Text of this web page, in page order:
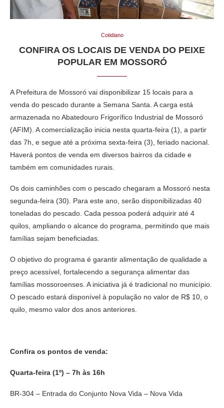
Cotidiano
CONFIRA OS LOCAIS DE VENDA DO PEIXE
POPULAR EM MOSSORÓ
A Prefeitura de Mossoró vai disponibilizar 15 locais para a
venda do pescado durante a Semana Santa. A carga está
armazenada no Abatedouro Frigorífico Industrial de Mossoró
(AFIM). A comercialização inicia nesta quarta-feira (1), a partir
das 7h, e segue até a próxima sexta-feira (3), feriado nacional.
Haverá pontos de venda em diversos bairros da cidade e
também em comunidades rurais.
Os dois caminhões com o pescado chegaram a Mossoró nesta
segunda-feira (30). Para este ano, serão disponibilizadas 40
toneladas do pescado. Cada pessoa poderá adquirir até 4
quilos, ampliando o alcance do programa, permitindo que mais
famílias sejam beneficiadas.
O objetivo do programa é garantir alimentação de qualidade a
preço acessível, fortalecendo a segurança alimentar das
famílias mossoroenses. A iniciativa já é tradicional no município.
O pescado estará disponível à população no valor de R$ 10, o
quilo, mesmo valor dos anos anteriores.
Confira os pontos de venda:
Quarta-feira (1º) – 7h às 16h
BR-304 – Entrada do Conjunto Nova Vida – Nova Vida